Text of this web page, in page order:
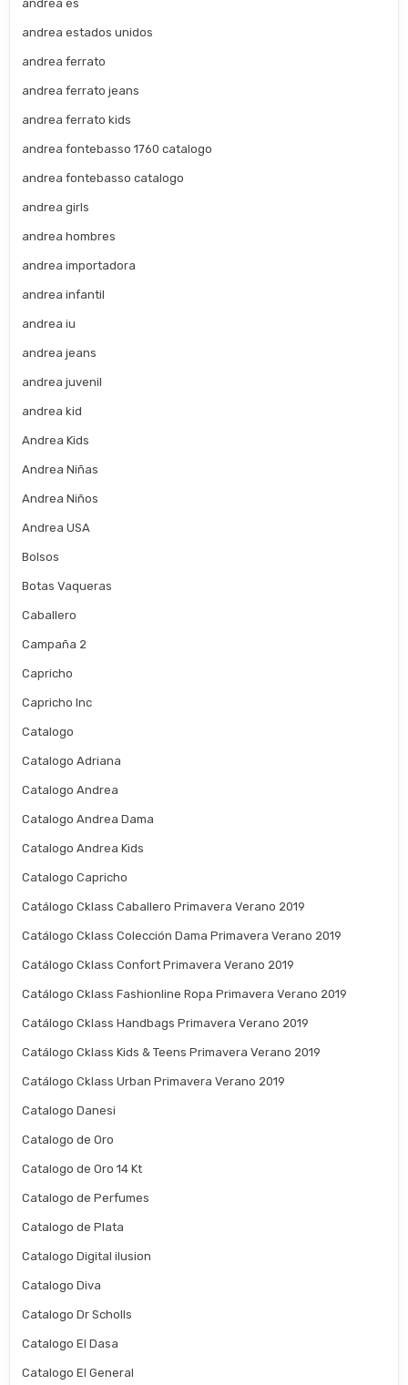
andrea es
andrea estados unidos
andrea ferrato
andrea ferrato jeans
andrea ferrato kids
andrea fontebasso 1760 catalogo
andrea fontebasso catalogo
andrea girls
andrea hombres
andrea importadora
andrea infantil
andrea iu
andrea jeans
andrea juvenil
andrea kid
Andrea Kids
Andrea Niñas
Andrea Niños
Andrea USA
Bolsos
Botas Vaqueras
Caballero
Campaña 2
Capricho
Capricho Inc
Catalogo
Catalogo Adriana
Catalogo Andrea
Catalogo Andrea Dama
Catalogo Andrea Kids
Catalogo Capricho
Catálogo Cklass Caballero Primavera Verano 2019
Catálogo Cklass Colección Dama Primavera Verano 2019
Catálogo Cklass Confort Primavera Verano 2019
Catálogo Cklass Fashionline Ropa Primavera Verano 2019
Catálogo Cklass Handbags Primavera Verano 2019
Catálogo Cklass Kids & Teens Primavera Verano 2019
Catálogo Cklass Urban Primavera Verano 2019
Catalogo Danesi
Catalogo de Oro
Catalogo de Oro 14 Kt
Catalogo de Perfumes
Catalogo de Plata
Catalogo Digital ilusion
Catalogo Diva
Catalogo Dr Scholls
Catalogo El Dasa
Catalogo El General